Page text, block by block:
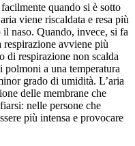
quando si è sotto
viene riscaldata e resa più
naso. Quando, invece, si fa
avviene più
di respirazione non scalda
a una temperatura
grado di umidità. L’aria
delle membrane che
nelle persone che
più intensa e provocare